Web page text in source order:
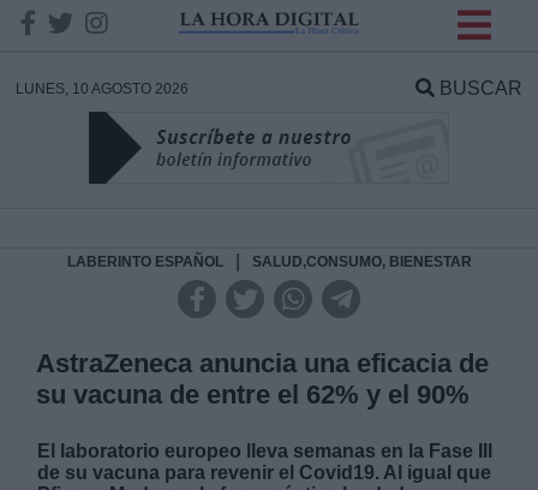
LUNES, 10 AGOSTO 2026 BUSCAR
LABERINTO ESPAÑOL SALUD,CONSUMO, BIENESTAR
AstraZeneca anuncia una eficacia de
su vacuna de entre el 62% y el 90%
El laboratorio europeo lleva semanas en la Fase III
de su vacuna para revenir el Covid19. Al igual que
DATOS
Responsable: